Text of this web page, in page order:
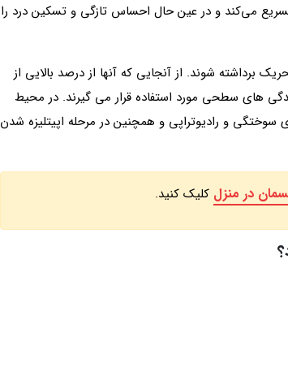
می‌کند و در عین حال احساس تازگی و تسکین درد را
شوند. از آنجایی که آنها از درصد بالایی از
های سطحی مورد استفاده قرار می گیرند. در محیط
و رادیوتراپی و همچنین در مرحله اپیتلیزه شدن
در منزل کلیک کنید.